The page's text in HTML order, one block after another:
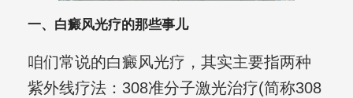
一、白癜风光疗的那些事儿
咱们常说的白癜风光疗，其实主要指两种
紫外线疗法：308准分子激光治疗(简称308